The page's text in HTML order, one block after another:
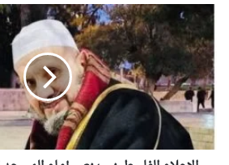
الإعلام
الفلسطيني
ينعى
إمام
المسجد
الأقصى
الشيخ
وليد
صيام..